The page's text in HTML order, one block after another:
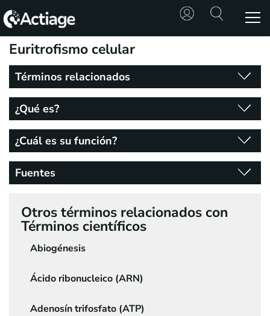
SHOP
TRATAMIENTOS
CONSULTA
CONOCE
ACTIAGE
Euritrofismo celular
Términos relacionados
¿Qué es?
¿Cuál es su función?
Fuentes
Otros términos relacionados con
Términos científicos
Abiogénesis
Ácido ribonucleico (ARN)
Adenosín trifosfato (ATP)